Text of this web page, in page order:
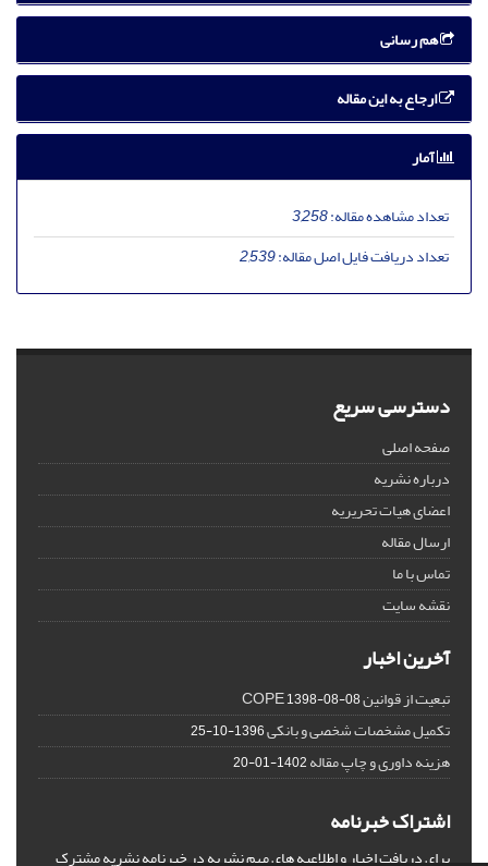
هم رسانی
ارجاع به این مقاله
آمار
تعداد مشاهده مقاله:3,258
تعداد دریافت فایل اصل مقاله:2,539
دسترسی سریع
صفحه اصلی
درباره نشریه
اعضای هیات تحریریه
ارسال مقاله
تماس با ما
نقشه سایت
آخرین اخبار
تبعیت از قوانین COPE1398-08-08
تکمیل مشخصات شخصی و بانکی1396-10-25
هزینه داوری و چاپ مقاله1402-01-20
اشتراک خبرنامه
برای دریافت اخبار و اطلاعیه های مهم نشریه در خبرنامه نشریه مشترک